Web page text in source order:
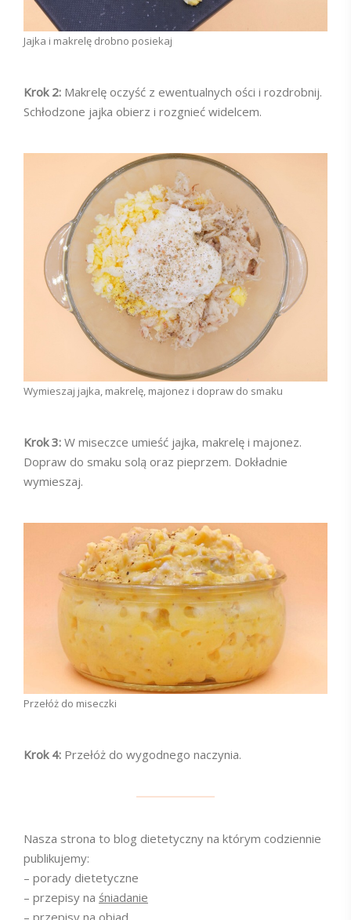
Jajka i makrelę drobno posiekaj
Krok 2: Makrelę oczyść z ewentualnych ości i rozdrobnij.
Schłodzone jajka obierz i rozgnieć widelcem.
Wymieszaj jajka, makrelę, majonez i dopraw do smaku
Krok 3: W miseczce umieść jajka, makrelę i majonez.
Dopraw do smaku solą oraz pieprzem. Dokładnie
wymieszaj.
Przełóż do miseczki
Krok 4: Przełóż do wygodnego naczynia.
Nasza strona to blog dietetyczny na którym codziennie
publikujemy:
– porady dietetyczne
– przepisy na śniadanie